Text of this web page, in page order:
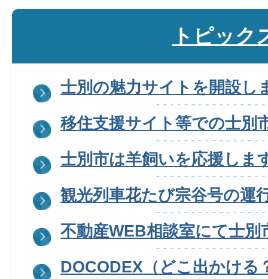
トピック
士別の魅力サイトを開設し
移住支援サイト等での士別
士別市は羊飼いを応援しま
観光列車花たび宗谷号の運
不動産WEB相談室にて士
DOCODEX（どこ出かける